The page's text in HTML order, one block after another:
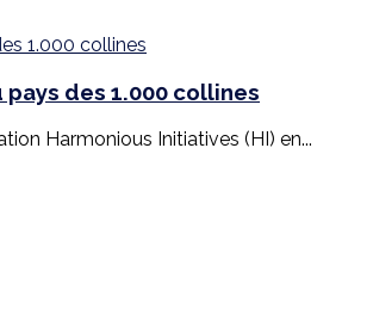
pays des 1.000 collines
Harmonious Initiatives (HI) en...